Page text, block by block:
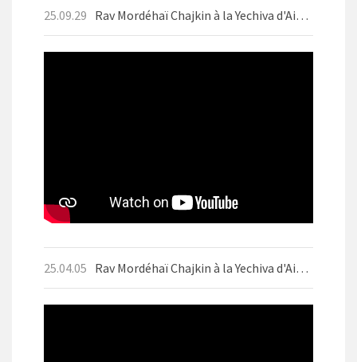
25.09.29 Rav Mordéhaï Chajkin à la Yechiva d'Aix-les-Bains en septembre 2025 avant Yom Kippour
25.04.05 Rav Mordéhaï Chajkin à la Yechiva d'Aix-les-Bains en avril 2025 avant Pessah